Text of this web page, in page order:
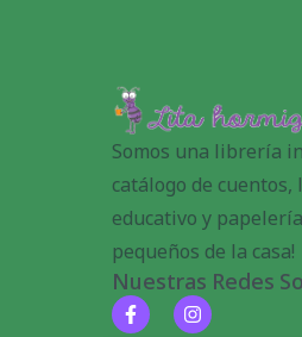
Somos una librería
catálogo de
educativo y
pequeños de la casa!
Nuestras Redes